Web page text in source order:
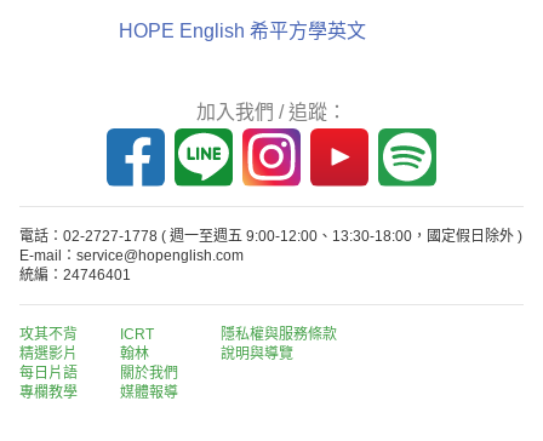
HOPE English 希平方學英文
加入我們 / 追蹤：
電話：02-2727-1778 ( 週一至週五 9:00-12:00、13:30-18:00，國定假日除外 )
E-mail：service@hopenglish.com
統編：24746401
攻其不背
精選影片
每日片語
專欄教學
ICRT
翰林
關於我們
媒體報導
隱私權與服務條款
說明與導覽